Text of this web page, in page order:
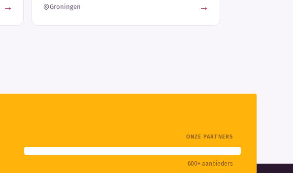
→ Groningen →
ONZE PARTNERS
600+ aanbieders